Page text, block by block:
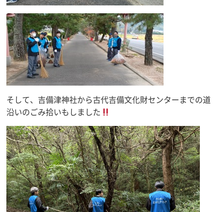
そして、吉備津神社から古代吉備文化財センターまでの道
沿いのごみ拾いもしました